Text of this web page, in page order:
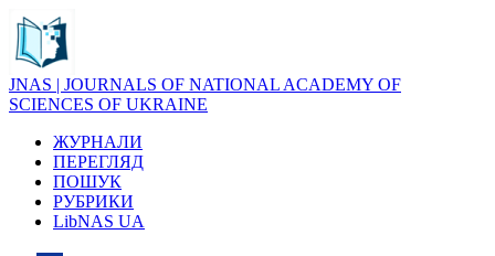
JNAS | JOURNALS OF NATIONAL ACADEMY OF
SCIENCES OF UKRAINE
ЖУРНАЛИ
ПЕРЕГЛЯД
ПОШУК
РУБРИКИ
LibNAS UA